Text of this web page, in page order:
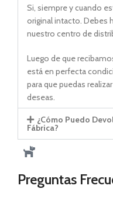
Si, siempre y cuando
original intacto. Debes
nuestro centro de
Luego de que
está en perfecta
para que puedas
deseas.
¿Cómo Puedo
Fábrica?
Preguntas